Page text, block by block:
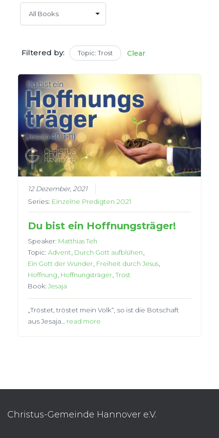
Filtered by: Topic: Trost Clear
12 Dezember, 2021
Series: Einzelne Predigten 2021
Du bist ein Hoffnungsträger!
Speaker: Matthias Teh
Topic:Advent, Durch Gott aufblühen,
Ein Gott der Wunder, Freiheit durch Jesus,
Hoffnung, Hoffnungsträger,Trost
Book:Jesaja
„Tröstet, tröstet mein Volk“, so ist die Botschaft
aus Jesaja… read more
Christus-Gemeinde Hannover e.V.